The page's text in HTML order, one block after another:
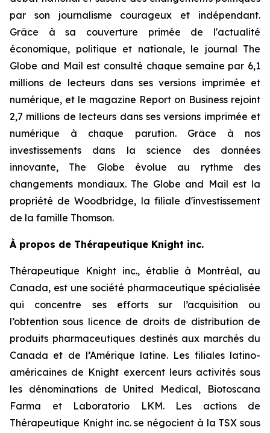
par son journalisme courageux et indépendant.
Grâce à sa couverture primée de l'actualité
économique, politique et nationale, le journal The
Globe and Mail est consulté chaque semaine par 6,1
millions de lecteurs dans ses versions imprimée et
numérique, et le magazine Report on Business rejoint
2,7 millions de lecteurs dans ses versions imprimée et
numérique à chaque parution. Grâce à nos
investissements dans la science des données
innovante, The Globe évolue au rythme des
changements mondiaux. The Globe and Mail est la
propriété de Woodbridge, la filiale d'investissement
de la famille Thomson.
À propos de Thérapeutique Knight inc.
Thérapeutique Knight inc., établie à Montréal, au
Canada, est une société pharmaceutique spécialisée
qui concentre ses efforts sur l’acquisition ou
l’obtention sous licence de droits de distribution de
produits pharmaceutiques destinés aux marchés du
Canada et de l’Amérique latine. Les filiales latino-
américaines de Knight exercent leurs activités sous
les dénominations de United Medical, Biotoscana
Farma et Laboratorio LKM. Les actions de
Thérapeutique Knight inc. se négocient à la TSX sous